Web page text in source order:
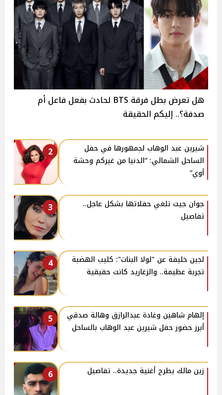
هل تعرض بطل فرقة BTS لحادث بفعل فاعل أم
صدفة؟.. إليكم الحقيقة
2
شيرين عبد الوهاب لجمهورها في حفل
الساحل الشمالي: “الدنيا من غيركم وحشة
أوي”
3
جوان جيت تلغي حفلاتها بشكل عاجل..
تفاصيل
4
لجين خليفة عن "لولا البنات": كليب الهضبة
تجربة عظيمة.. والزغاريد كانت حقيقية
5
إلهام شاهين وغادة عبدالرازق وهالة صدقي
أبرز حضور حفل شيرين عبد الوهاب بالساحل
6 زين مالك يطرح أغنية جديدة.. تفاصيل